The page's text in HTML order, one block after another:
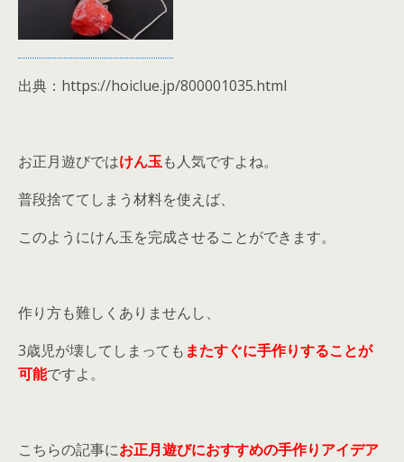
出典：https://hoiclue.jp/800001035.html
お正月遊びではけん玉も人気ですよね。
普段捨ててしまう材料を使えば、
このようにけん玉を完成させることができます。
作り方も難しくありませんし、
3歳児が壊してしまっても またすぐに手作りすることが
可能ですよ。
こちらの記事にお正月遊びにおすすめの手作りアイデア